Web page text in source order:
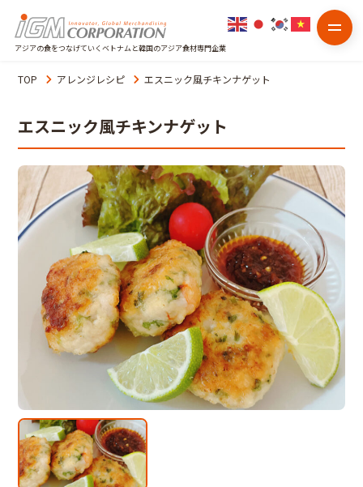
アジアの食をつなげていくベトナムと韓国のアジア食材専門企業
TOP アレンジレシピ エスニック風チキンナゲット
エスニック風チキンナゲット